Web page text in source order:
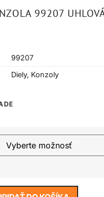
99207
99207
Diely, Konzoly